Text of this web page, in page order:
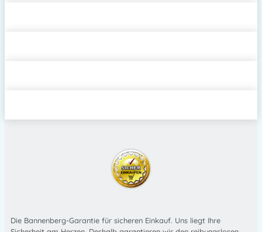
Die Bannenberg-Garantie für sicheren Einkauf. Uns liegt Ihre